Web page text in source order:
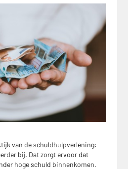
van de schuldhulpverlening:
bij. Dat zorgt ervoor dat
hoge schuld binnenkomen.